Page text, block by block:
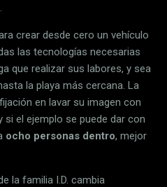
crear desde cero un vehículo
las tecnologías necesarias
que realizar sus labores, y sea
la playa más cercana. La
en lavar su imagen con
si el ejemplo se puede dar con
ocho personas dentro, mejor
la familia I.D. cambia